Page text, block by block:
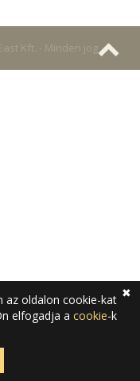
Kft. - Minden jog
az oldalon cookie-kat
elfogadja a cookie-k
✖